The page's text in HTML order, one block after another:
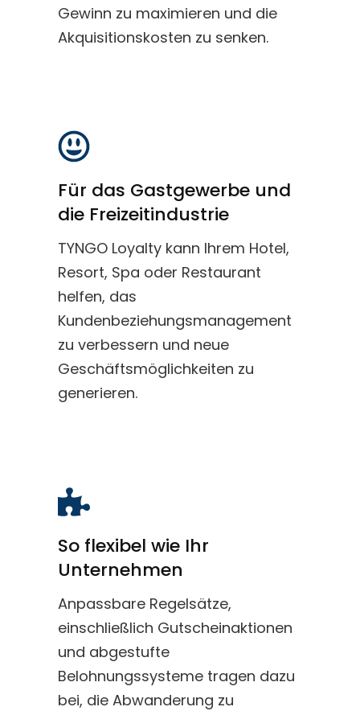
Gewinn zu maximieren und die
Akquisitionskosten zu senken.
Für das Gastgewerbe und
die Freizeitindustrie
TYNGO Loyalty kann Ihrem Hotel,
Resort, Spa oder Restaurant
helfen, das
Kundenbeziehungsmanagement
zu verbessern und neue
Geschäftsmöglichkeiten zu
generieren.
So flexibel wie Ihr
Unternehmen
Anpassbare Regelsätze,
einschließlich Gutscheinaktionen
und abgestufte
Belohnungssysteme tragen dazu
bei, die Abwanderung zu